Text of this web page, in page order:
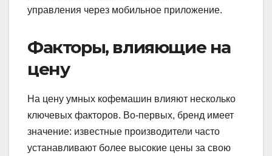
управления через мобильное приложение.
Факторы, влияющие на
цену
На цену умных кофемашин влияют несколько
ключевых факторов. Во-первых, бренд имеет
значение: известные производители часто
устанавливают более высокие цены за свою